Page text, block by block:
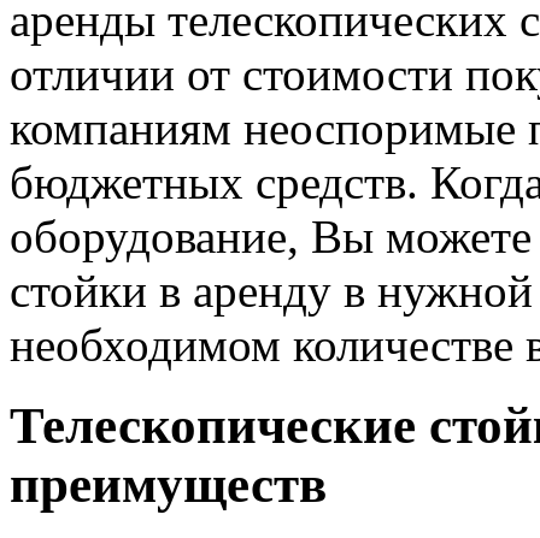
аренды телескопических
отличии от стоимости
компаниям неоспоримые
бюджетных средств.
оборудование, Вы можете
стойки в аренду в
необходимом количестве
Телескопические
преимуществ